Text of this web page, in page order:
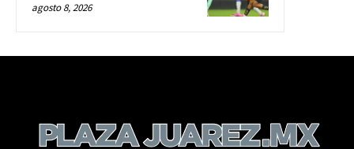
agosto 8, 2026